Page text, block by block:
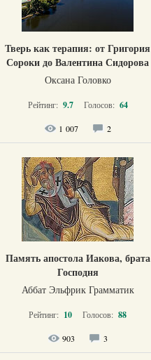
Тверь как терапия: от Григория
Сороки до Валентина Сидорова
Оксана Головко
Рейтинг: 9.7 Голосов: 64
1 007 2
Память апостола Иакова, брата
Господня
Аббат Эльфрик Грамматик
Рейтинг: 10 Голосов: 88
903 3